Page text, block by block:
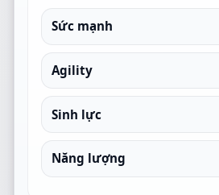
Sức mạnh
Agility
Sinh lực
Năng lượng